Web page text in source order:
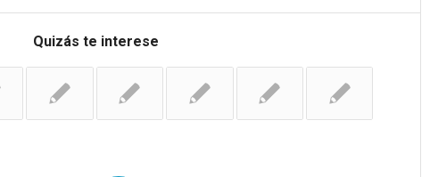
Quizás te interese